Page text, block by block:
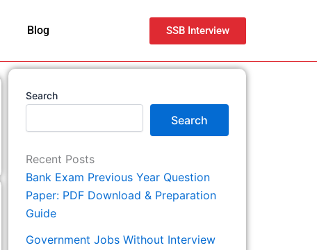
Blog SSB Interview
Search
Search
Recent Posts
Bank Exam Previous Year Question
Paper: PDF Download & Preparation
Guide
Government Jobs Without Interview